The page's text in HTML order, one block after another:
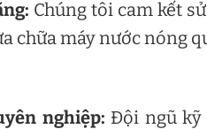
Chúng tôi cam kết
chữa máy nước nóng
nghiệp: Đội ngũ kỹ